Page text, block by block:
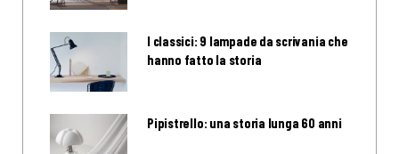
I classici: 9 lampade da scrivania che
hanno fatto la storia
Pipistrello: una storia lunga 60 anni